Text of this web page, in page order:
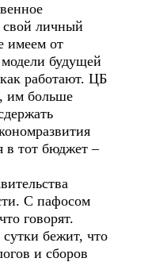
свой личный
имеем от
будущей
работают. ЦБ
больше
в тот бюджет –
С пафосом
говорят.
бежит, что
и сборов